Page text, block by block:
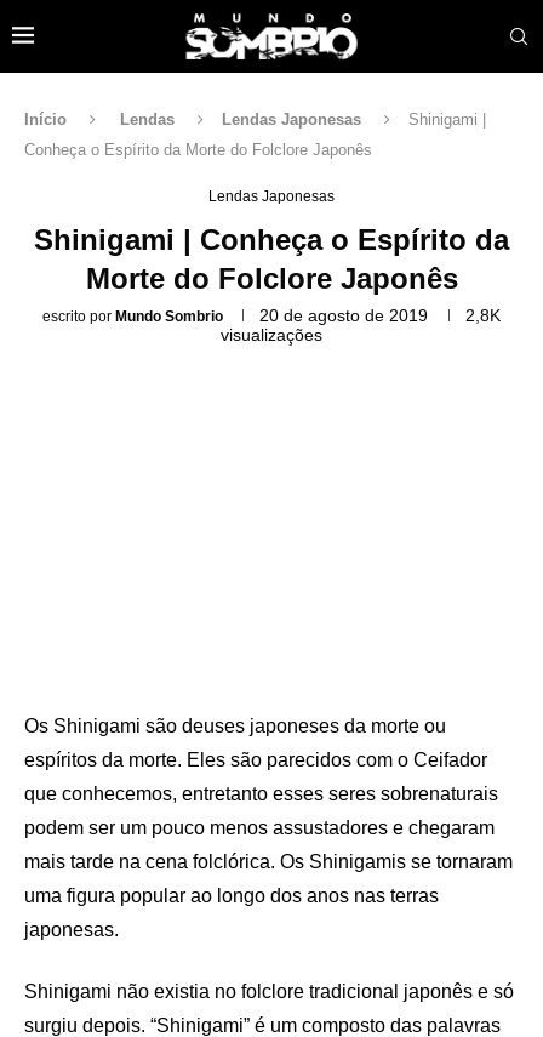
Início Lendas Lendas Japonesas
Shinigami |
Conheça o Espírito da Morte do Folclore Japonês
Lendas Japonesas
Shinigami | Conheça o Espírito da
Morte do Folclore Japonês
escrito por Mundo Sombrio 20 de agosto de 2019
2,8K
visualizações
Os Shinigami são deuses japoneses da morte ou
espíritos da morte. Eles são parecidos com o Ceifador
que conhecemos, entretanto esses seres sobrenaturais
podem ser um pouco menos assustadores e chegaram
mais tarde na cena folclórica. Os Shinigamis se tornaram
uma figura popular ao longo dos anos nas terras
japonesas.
Shinigami não existia no folclore tradicional japonês e só
surgiu depois. “Shinigami” é um composto das palavras